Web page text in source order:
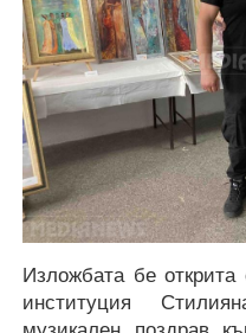
Изложбата бе открита
институция